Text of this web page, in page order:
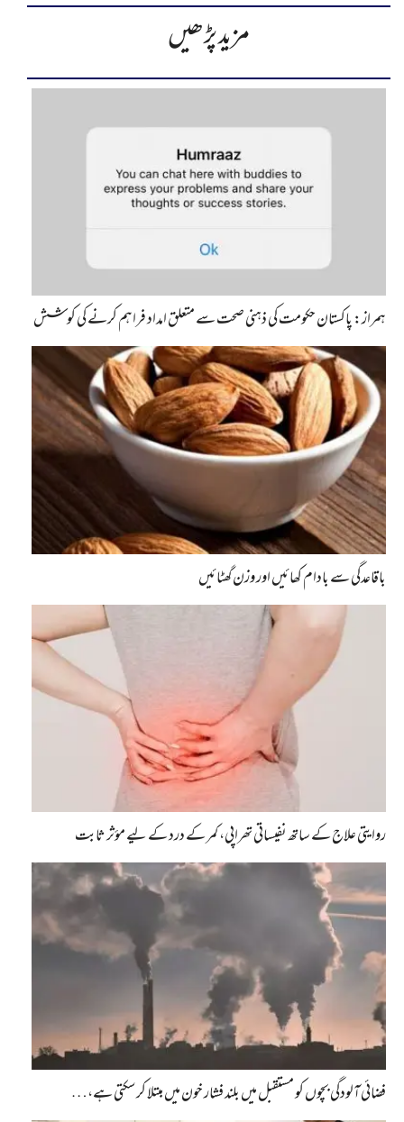
مزید پڑھیں
ہمراز: پاکستان حکومت کی ذہنی صحت سے متعلق امداد فراہم کرنے کی کوشش
باقاعدگی سے بادام کھائیں اور وزن گھٹائیں
روایتی علاج کے ساتھ نفیساتی تھراپی، کمر کے درد کے لیے مؤثر ثابت
فضائی آلودگی بچوں کو مستقبل میں بلند فشار خون میں مبتلا کر سکتی ہے،…